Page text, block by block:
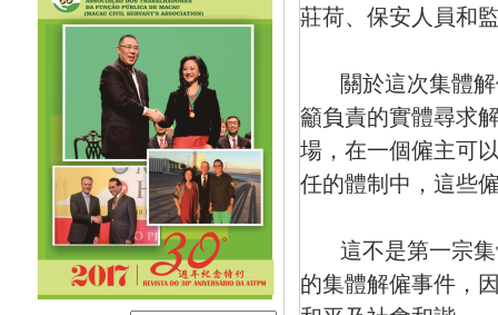
莊荷、保安人員和
關於這次集體解
籲負責的實體尋求
場，在一個僱主可
任的體制中，這些
這不是第一宗集
的集體解僱事件，